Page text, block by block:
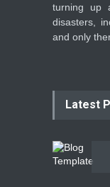
turning up
disasters,
and only
Latest